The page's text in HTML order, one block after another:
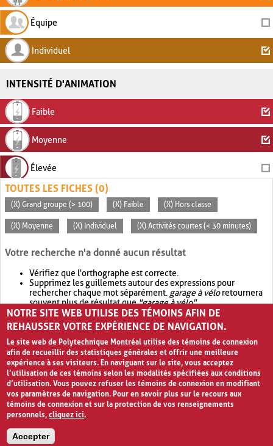
Équipe
Individuel
INTENSITÉ D'ANIMATION
Faible
Moyenne
Élevée
TOUTES LES FICHES (0)
(X) Grand groupe (> 100) (X) Faible (X) Hors classe
(X) Moyenne (X) Individuel (X) Activités courtes (< 30 minutes)
Votre recherche n'a donné aucun résultat
Vérifiez que l'orthographe est correcte.
Supprimez les guillemets autour des expressions pour
rechercher chaque mot séparément. garage à véloretournera
souvent plus de résultat que"garage à vélo".
Envisagez d'élargir votre recherche avec OR.garage OR vélo
retournera souvent plus de résultat quegarage à vélo
NOTRE SITE WEB UTILISE DES TÉMOINS AFIN DE
REHAUSSER VOTRE EXPÉRIENCE DE NAVIGATION.
Le site web de Polytechnique Montréal utilise des témoins de connexion
afin de recueillir des statistiques générales et offrir une meilleure
expérience à ses visiteurs. En naviguant sur le site, vous acceptez
l’utilisation de ces témoins selon les modalités spécifiées aux conditions
d’utilisation. Vous pouvez refuser les témoins de connexion en modifiant
vos paramètres de navigation. Pour en savoir plus sur le recours aux
témoins de connexion et sur la protection de vos renseignements
personnels,cliquez ici.
Accepter